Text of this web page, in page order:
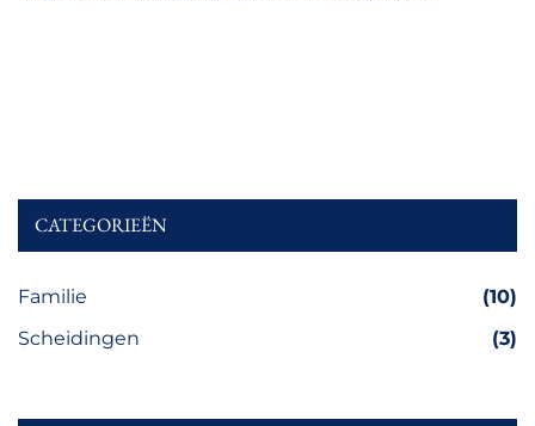
CATEGORIEËN
Familie
(10)
Scheidingen
(3)